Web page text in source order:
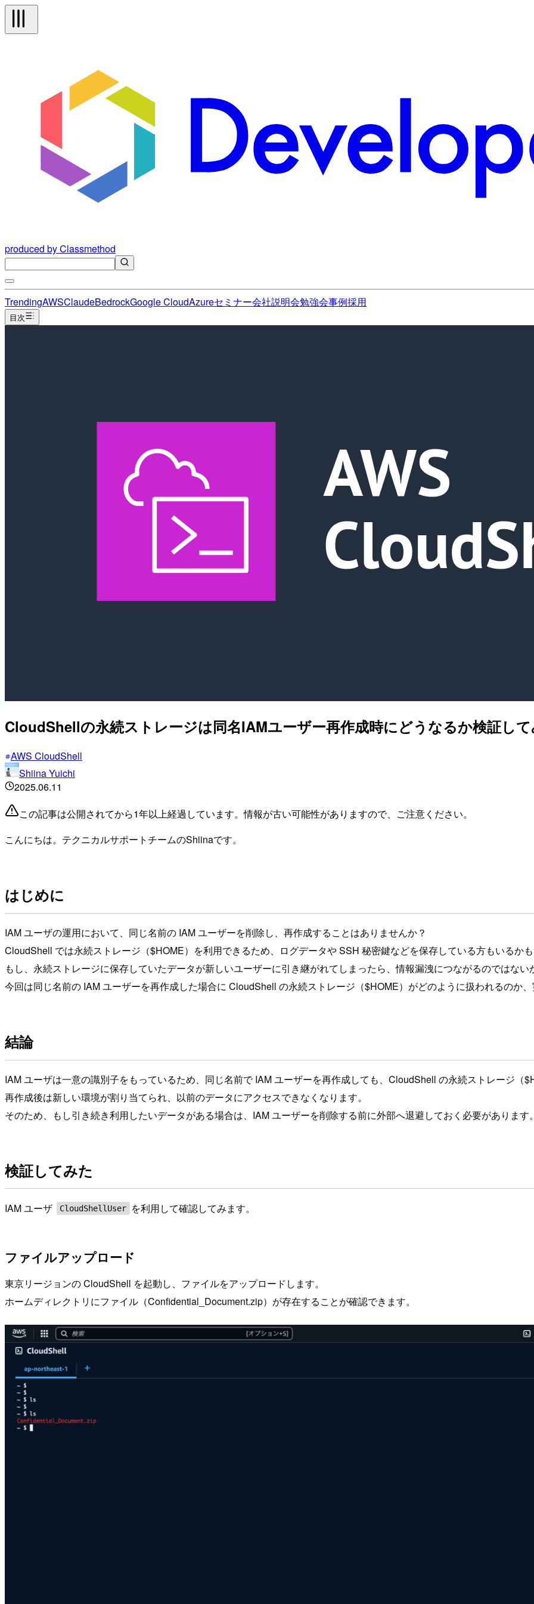
produced by Classmethod
TrendingAWSClaudeBedrockGoogle CloudAzureセミナー会社説明会勉強会事例採用
目次
CloudShellの永続ストレージは同名IAMユーザー再作成時にどうなるか検証し
AWS CloudShell
Shiina Yuichi
2025.06.11
この記事は公開されてから1年以上経過しています。情報が古い可能性がありますので、ご注意ください。
こんにちは。テクニカルサポートチームのShiinaです。
はじめに
IAM ユーザの運用において、同じ名前の IAM ユーザーを削除し、再作成することはありませんか？
CloudShell では永続ストレージ（$HOME）を利用できるため、ログデータや SSH 秘密鍵などを保存している方もいるか
もし、永続ストレージに保存していたデータが新しいユーザーに引き継がれてしまったら、情報漏洩につながるのではない
今回は同じ名前の IAM ユーザーを再作成した場合に CloudShell の永続ストレージ（$HOME）がどのように扱われるのか
結論
IAM ユーザは一意の識別子をもっているため、同じ名前で IAM ユーザーを再作成しても、CloudShell の永続ストレージ（
再作成後は新しい環境が割り当てられ、以前のデータにアクセスできなくなります。
そのため、もし引き続き利用したいデータがある場合は、IAM ユーザーを削除する前に外部へ退避しておく必要があります
検証してみた
IAM ユーザ CloudShellUser を利用して確認してみます。
ファイルアップロード
東京リージョンの CloudShell を起動し、ファイルをアップロードします。
ホームディレクトリにファイル（Confidential_Document.zip）が存在することが確認できます。